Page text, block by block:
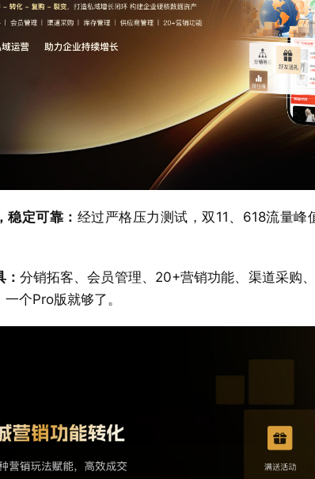
稳定可靠： 经过严格压力测试，双11、618流量
分销拓客、会员管理、20+营销功能、渠道采购
个Pro版就够了。